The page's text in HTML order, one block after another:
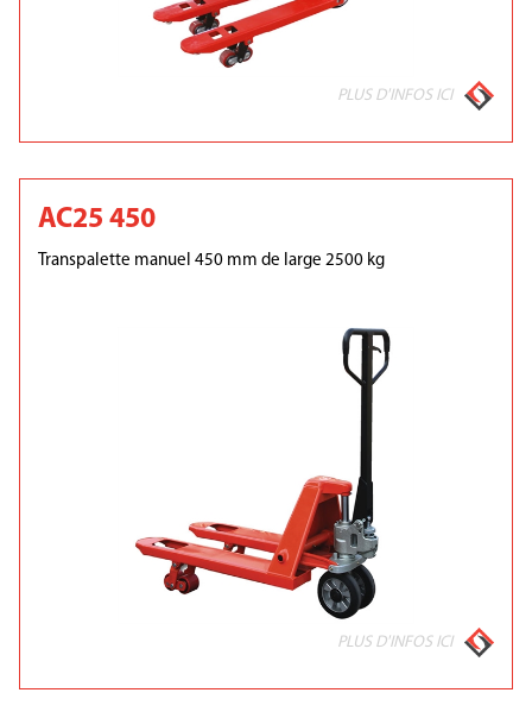
PLUS D'INFOS ICI
AC25 450
Transpalette manuel 450 mm de large 2500 kg
PLUS D'INFOS ICI